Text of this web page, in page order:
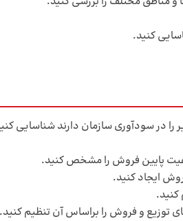
کنید.
را در سودآوری سازمان دارند شناسایی
پایین فروش را مشخص کنید.
ایجاد کنید.
و فروش را براساس آن تنظیم